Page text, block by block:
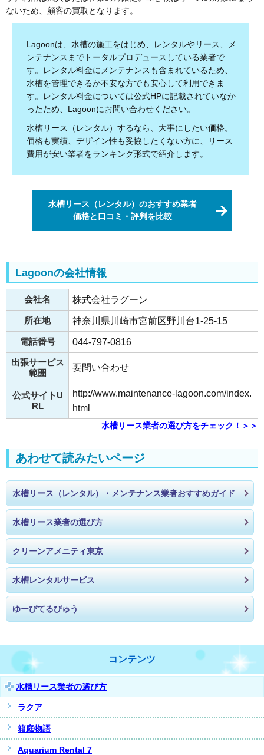
ないため、顧客の買取となります。
Lagoonは、水槽の施工をはじめ、レンタルやリース、メ
ンテナンスまでトータルプロデュースしている業者で
す。レンタル料金にメンテナンスも含まれているため、
水槽を管理できるか不安な方でも安心して利用できま
す。レンタル料金については公式HPに記載されていなか
ったため、Lagoonにお問い合わせください。
水槽リース（レンタル）するなら、大事にしたい価格。
価格も実績、デザイン性も妥協したくない方に、リース
費用が安い業者をランキング形式で紹介します。
水槽リース（レンタル）のおすすめ業者
価格と口コミ・評判を比較
Lagoonの会社情報
会社名 株式会社ラグーン
所在地 神奈川県川崎市宮前区野川台1-25-15
電話番号
044-797-0816
出張サービス
範囲
要問い合わせ
公式サイトU
RL
http://www.maintenance-lagoon.com/index.
html
水槽リース業者の選び方をチェック！＞＞
あわせて読みたいページ
水槽リース（レンタル）・メンテナンス業者おすすめガイド
水槽リース業者の選び方
クリーンアメニティ東京
水槽レンタルサービス
ゆーぴてるびゅう
コンテンツ
水槽リース業者の選び方
ラクア
箱庭物語
Aquarium Rental 7